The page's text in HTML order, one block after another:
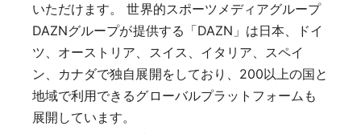
いただけます。 世界的スポーツメディアグループ
DAZNグループが提供する「DAZN」は日本、ドイ
ツ、オーストリア、スイス、イタリア、スペイ
ン、カナダで独自展開をしており、200以上の国と
地域で利用できるグローバルプラットフォームも
展開しています。